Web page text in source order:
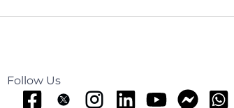
Follow Us